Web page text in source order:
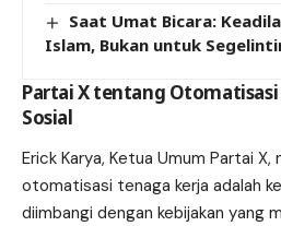
Saat Umat Bicara:
Islam, Bukan untuk
Partai X tentang
Sosial
Erick Karya, Ketua Umum Partai X,
otomatisasi tenaga kerja adalah
diimbangi dengan kebijakan yang